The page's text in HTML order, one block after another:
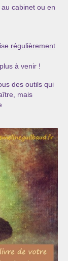
cabinet ou en
régulièrement
à venir !
des outils qui
mais